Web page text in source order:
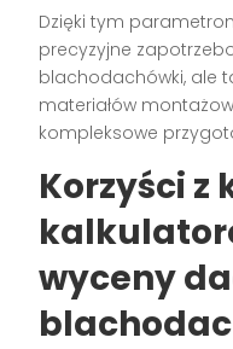
Dzięki tym
precyzyjne
blachodachówki, ale
materiałów
kompleksowe
Korzyści z
wyceny